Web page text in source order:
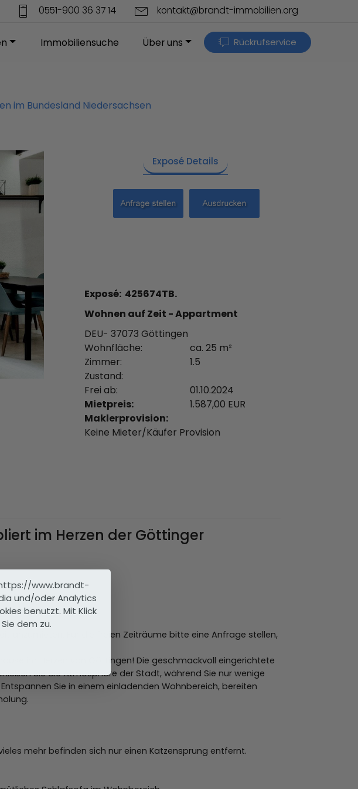
0551-900 36 37 14 kontakt@brandt-immobilien.org
Immobiliensuche Über uns Rückrufservice
im Bundesland Niedersachsen
Exposé Details
Exposé: 425674TB.
Wohnen auf Zeit - Appartment
DEU- 37073 Göttingen
Wohnfläche:
ca. 25 m²
Zimmer:
1.5
Zustand:
Frei ab:
01.10.2024
Mietpreis:
1.587,00 EUR
Maklerprovision:
Keine Mieter/Käufer Provision
im Herzen der Göttinger
anzumieten. Für die freien Zeiträume bitte eine Anfrage stellen,
im Herzen von Göttingen! Die geschmackvoll eingerichtete
Sie die Atmosphäre der Stadt, während Sie nur wenige
Sie in einem einladenden Wohnbereich, bereiten
mehr befinden sich nur einen Katzensprung entfernt.
www.brandt-
und/oder Analytics
benutzt. Mit Klick
dem zu.